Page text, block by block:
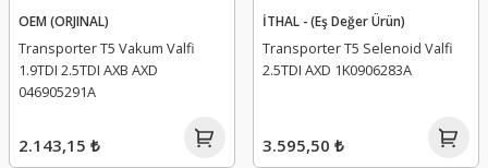
OEM (ORJINAL)
Transporter T5 Vakum Valfi
1.9TDI 2.5TDI AXB AXD
046905291A
2.143,15 ₺
İTHAL - (Eş Değer Ürün)
Transporter T5 Selenoid Valfi
2.5TDI AXD 1K0906283A
3.595,50 ₺